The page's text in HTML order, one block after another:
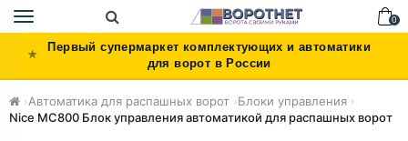
Toggle
navigation
0
Первый супермаркет комплектующих и автоматики
для ворот в России
›Автоматика для распашных ворот ›Блоки управления ›
Nice MC800 Блок управления автоматикой для распашных ворот